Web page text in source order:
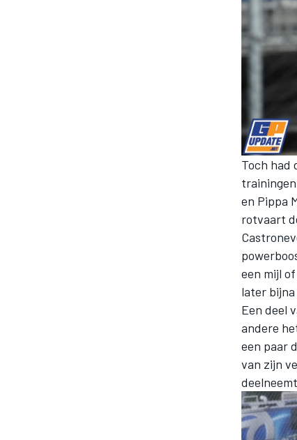
Toch had
en Pippa
rotvaart
een mijl
later
Een deel
andere
een paar
van zijn